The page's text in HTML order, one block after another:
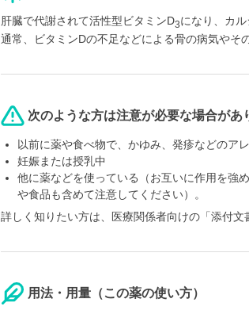
肝臓で代謝されて活性型ビタミンD3になり、カル
通常、ビタミンDの不足などによる骨の病気やそ
次のような方は注意が必要な場合があ
以前に薬や食べ物で、かゆみ、発疹などのア
妊娠または授乳中
他に薬などを使っている（お互いに作用を強
や食品も含めて注意してください）。
詳しく知りたい方は、医療関係者向けの「添付文
用法・用量（この薬の使い方）